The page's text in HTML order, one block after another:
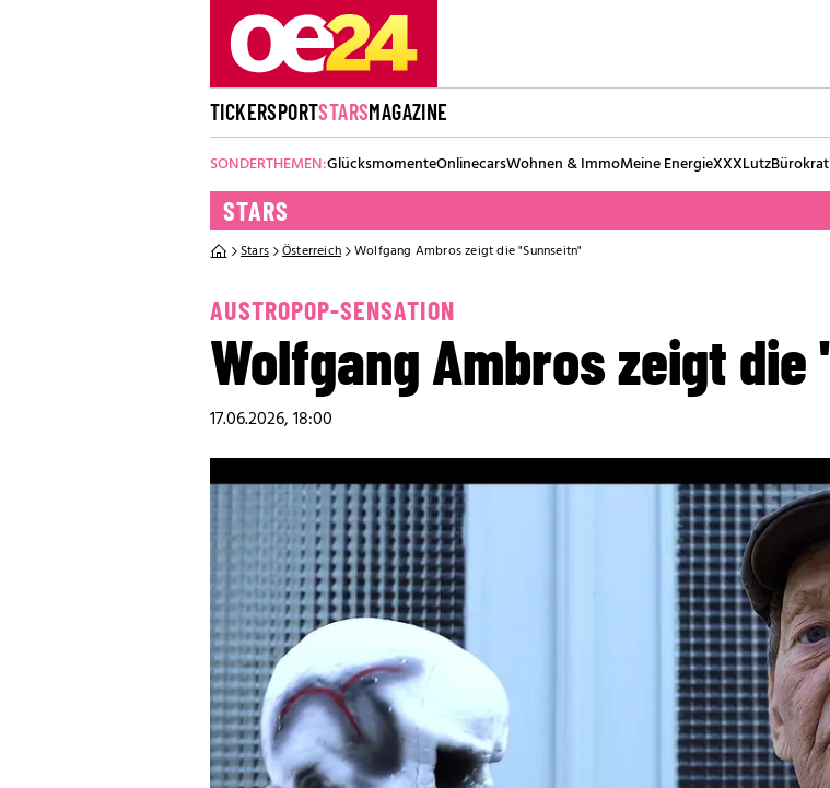
TICKERSPORTSTARSMAGAZINE
SONDERTHEMEN:GlücksmomenteOnlinecarsWohnen & ImmoMeine EnergieXXXLutz
STARS
Stars Österreich Wolfgang Ambros zeigt die "Sunnseitn"
AUSTROPOP-SENSATION
Wolfgang Ambros zeigt
17.06.2026, 18:00